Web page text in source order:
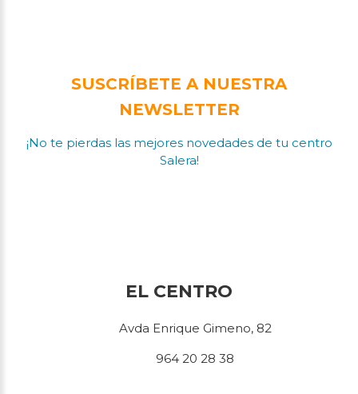
SUSCRÍBETE A NUESTRA
NEWSLETTER
¡No te pierdas las mejores novedades de tu centro
Salera!
EL CENTRO
Avda Enrique Gimeno, 82
964 20 28 38